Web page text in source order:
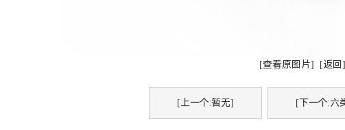
[查看原图片] [返回
[上一个:暂无] [下一个:六